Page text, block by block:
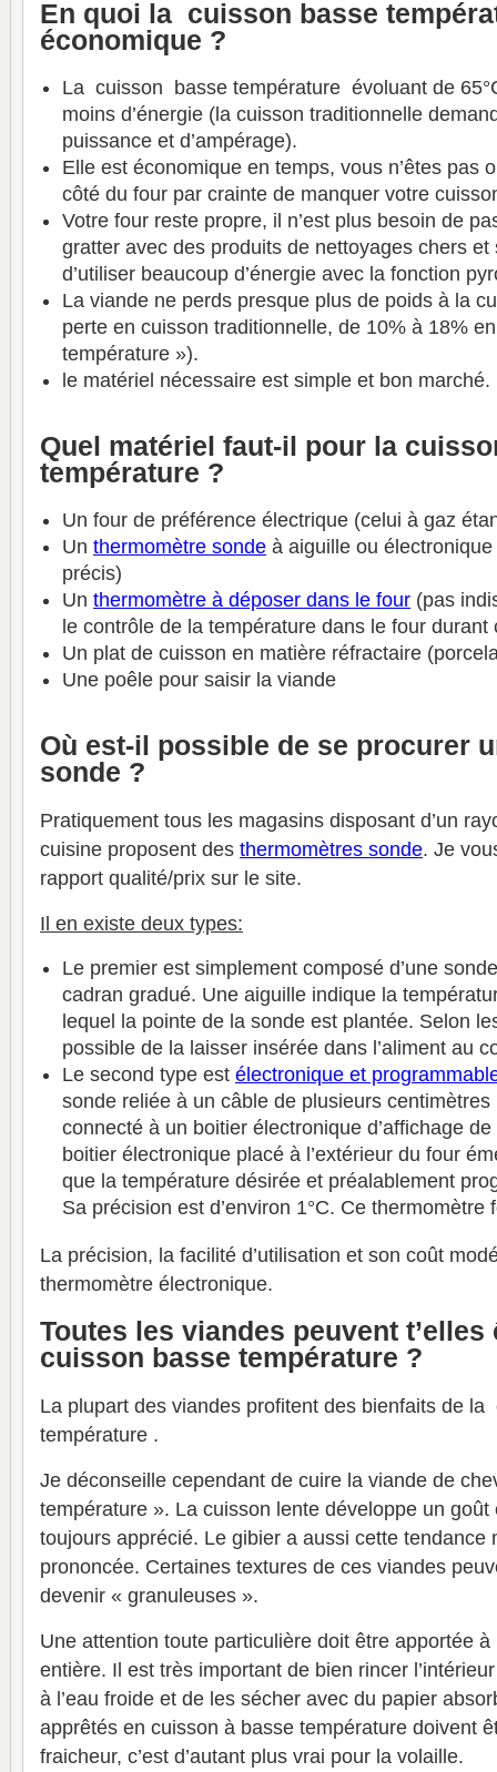
En quoi la cuisson basse
économique ?
La cuisson basse température évoluant de
moins d’énergie (la cuisson traditionnelle
puissance et d’ampérage).
Elle est économique en temps, vous n’êtes pas
côté du four par crainte de manquer votre
Votre four reste propre, il n’est plus besoin de
gratter avec des produits de nettoyages chers
d’utiliser beaucoup d’énergie avec la fonction
La viande ne perds presque plus de poids à la
perte en cuisson traditionnelle, de 10% à 18%
température »).
le matériel nécessaire est simple et bon marché.
Quel matériel faut-il pour la
température ?
Un four de préférence électrique (celui à gaz
Un thermomètre sonde à aiguille ou
précis)
Un thermomètre à déposer dans le four (pas
le contrôle de la température dans le four durant
Un plat de cuisson en matière réfractaire
Une poêle pour saisir la viande
Où est-il possible de se procurer
sonde ?
Pratiquement tous les magasins disposant d’un
cuisine proposent des thermomètres sonde. Je
rapport qualité/prix sur le site.
Il en existe deux types:
Le premier est simplement composé d’une
cadran gradué. Une aiguille indique la
lequel la pointe de la sonde est plantée. Selon
possible de la laisser insérée dans l’aliment au
Le second type est électronique et
sonde reliée à un câble de plusieurs
connecté à un boitier électronique d’affichage
boitier électronique placé à l’extérieur du four
que la température désirée et préalablement
Sa précision est d’environ 1°C. Ce thermomètre
La précision, la facilité d’utilisation et son coût
thermomètre électronique.
Toutes les viandes peuvent
cuisson basse température ?
La plupart des viandes profitent des bienfaits de
température .
Je déconseille cependant de cuire la viande de
température ». La cuisson lente développe un
toujours apprécié. Le gibier a aussi cette tendance
prononcée. Certaines textures de ces viandes
devenir « granuleuses ».
Une attention toute particulière doit être apportée
entière. Il est très important de bien rincer
à l’eau froide et de les sécher avec du papier
apprêtés en cuisson à basse température doivent
fraicheur, c’est d’autant plus vrai pour la volaille.